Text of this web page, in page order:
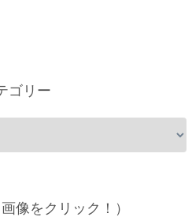
ゴリー
像をクリック！）